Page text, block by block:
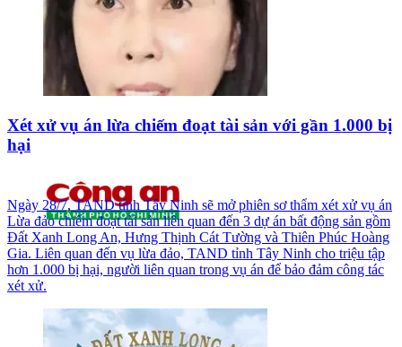
Xét xử vụ án lừa chiếm đoạt tài sản với gần 1.000 bị
hại
Ngày 28/7, TAND tỉnh Tây Ninh sẽ mở phiên sơ thẩm xét xử vụ án
Lừa đảo chiếm đoạt tài sản liên quan đến 3 dự án bất động sản gồm
Đất Xanh Long An, Hưng Thịnh Cát Tường và Thiên Phúc Hoàng
Gia. Liên quan đến vụ lừa đảo, TAND tỉnh Tây Ninh cho triệu tập
hơn 1.000 bị hại, người liên quan trong vụ án để bảo đảm công tác
xét xử.